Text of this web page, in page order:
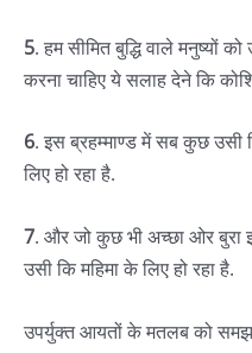
5. हम सीमित बुद्धि वाले मनुष्यों
करना चाहिए ये सलाह देने कि
6. इस ब्रहम्माण्ड में सब कुछ
लिए हो रहा है.
7. और जो कुछ भी अच्छा ओर बुरा
उसी कि महिमा के लिए हो रहा है.
उपर्युक्त आयतों के मतलब को